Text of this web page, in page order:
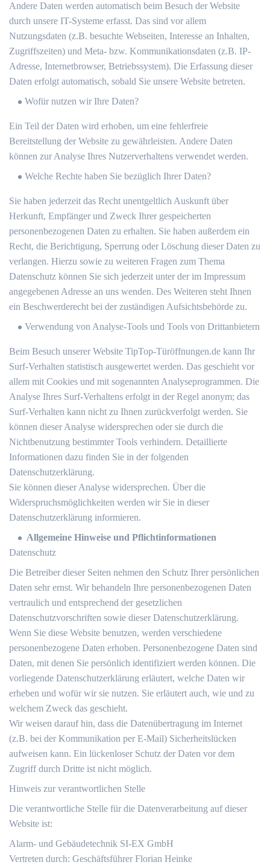
Andere Daten werden automatisch beim Besuch der Website
durch unsere IT-Systeme erfasst. Das sind vor allem
Nutzungsdaten (z.B. besuchte Webseiten, Interesse an Inhalten,
Zugriffszeiten) und Meta- bzw. Kommunikationsdaten (z.B. IP-
Adresse, Internetbrowser, Betriebssystem). Die Erfassung dieser
Daten erfolgt automatisch, sobald Sie unsere Website betreten.
Wofür nutzen wir Ihre Daten?
Ein Teil der Daten wird erhoben, um eine fehlerfreie
Bereitstellung der Website zu gewährleisten. Andere Daten
können zur Analyse Ihres Nutzerverhaltens verwendet werden.
Welche Rechte haben Sie bezüglich Ihrer Daten?
Sie haben jederzeit das Recht unentgeltlich Auskunft über
Herkunft, Empfänger und Zweck Ihrer gespeicherten
personenbezogenen Daten zu erhalten. Sie haben außerdem ein
Recht, die Berichtigung, Sperrung oder Löschung dieser Daten zu
verlangen. Hierzu sowie zu weiteren Fragen zum Thema
Datenschutz können Sie sich jederzeit unter der im Impressum
angegebenen Adresse an uns wenden. Des Weiteren steht Ihnen
ein Beschwerderecht bei der zuständigen Aufsichtsbehörde zu.
Verwendung von Analyse-Tools und Tools von Drittanbietern
Beim Besuch unserer Website TipTop-Türöffnungen.de kann Ihr
Surf-Verhalten statistisch ausgewertet werden. Das geschieht vor
allem mit Cookies und mit sogenannten Analyseprogrammen. Die
Analyse Ihres Surf-Verhaltens erfolgt in der Regel anonym; das
Surf-Verhalten kann nicht zu Ihnen zurückverfolgt werden. Sie
können dieser Analyse widersprechen oder sie durch die
Nichtbenutzung bestimmter Tools verhindern. Detaillierte
Informationen dazu finden Sie in der folgenden
Datenschutzerklärung.
Sie können dieser Analyse widersprechen. Über die
Widerspruchsmöglichkeiten werden wir Sie in dieser
Datenschutzerklärung informieren.
Allgemeine Hinweise und Pflichtinformationen
Datenschutz
Die Betreiber dieser Seiten nehmen den Schutz Ihrer persönlichen
Daten sehr ernst. Wir behandeln Ihre personenbezogenen Daten
vertraulich und entsprechend der gesetzlichen
Datenschutzvorschriften sowie dieser Datenschutzerklärung.
Wenn Sie diese Website benutzen, werden verschiedene
personenbezogene Daten erhoben. Personenbezogene Daten sind
Daten, mit denen Sie persönlich identifiziert werden können. Die
vorliegende Datenschutzerklärung erläutert, welche Daten wir
erheben und wofür wir sie nutzen. Sie erläutert auch, wie und zu
welchem Zweck das geschieht.
Wir weisen darauf hin, dass die Datenübertragung im Internet
(z.B. bei der Kommunikation per E-Mail) Sicherheitslücken
aufweisen kann. Ein lückenloser Schutz der Daten vor dem
Zugriff durch Dritte ist nicht möglich.
Hinweis zur verantwortlichen Stelle
Die verantwortliche Stelle für die Datenverarbeitung auf dieser
Website ist:
Alarm- und Gebäudetechnik SI-EX GmbH
Vertreten durch: Geschäftsführer Florian Heinke